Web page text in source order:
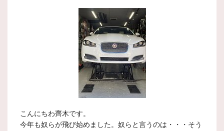
こんにちわ齊木です。
今年も奴らが飛び始めました。奴らと言うのは・・・そう